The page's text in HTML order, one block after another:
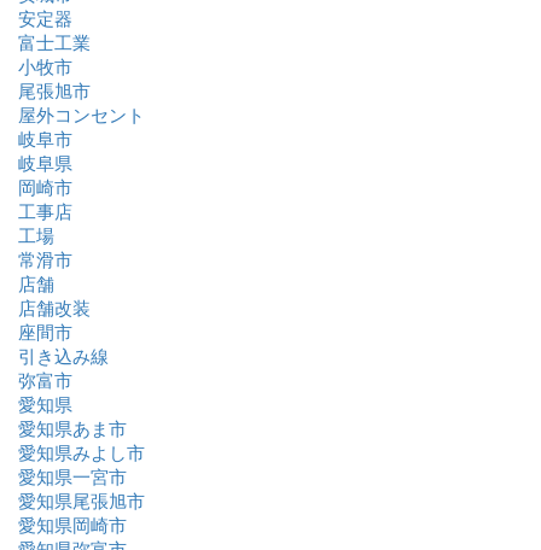
安定器
富士工業
小牧市
尾張旭市
屋外コンセント
岐阜市
岐阜県
岡崎市
工事店
工場
常滑市
店舗
店舗改装
座間市
引き込み線
弥富市
愛知県
愛知県あま市
愛知県みよし市
愛知県一宮市
愛知県尾張旭市
愛知県岡崎市